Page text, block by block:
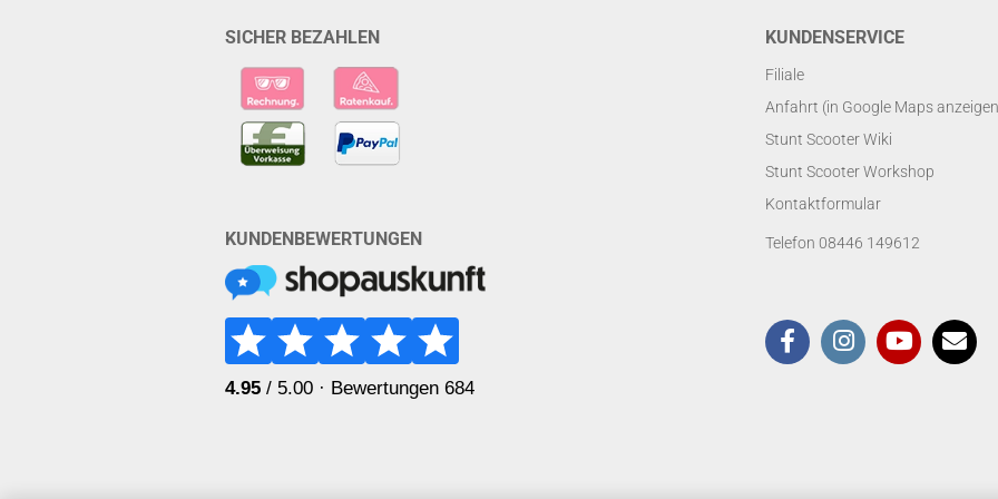
SICHER BEZAHLEN
KUNDENBEWERTUNGEN
KUNDENSERVICE
Filiale
Anfahrt (in Google Maps
Stunt Scooter Wiki
Stunt Scooter Workshop
Kontaktformular
Telefon 08446 149612